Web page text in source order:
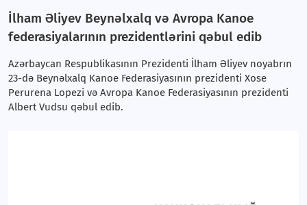
İlham Əliyev Beynəlxalq və Avropa Kanoe
federasiyalarının prezidentlərini qəbul edib
Azərbaycan Respublikasının Prezidenti İlham Əliyev noyabrın
23-də Beynəlxalq Kanoe Federasiyasının prezidenti Xose
Perurena Lopezi və Avropa Kanoe Federasiyasının prezidenti
Albert Vudsu qəbul edib.